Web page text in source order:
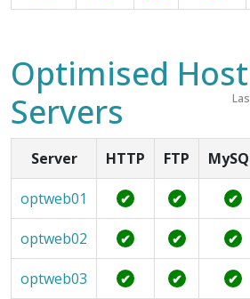
Optimised
Servers
Server HTTP FTP
optweb01 ✔ ✔ ✔
optweb02 ✔ ✔ ✔
optweb03 ✔ ✔ ✔